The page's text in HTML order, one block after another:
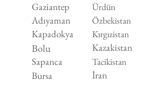
Gaziantep
Adıyaman
Kapadokya
Bolu
Sapanca
Bursa
Ürdün
Özbekistan
Kırgızistan
Kazakistan
Tacikistan
İran